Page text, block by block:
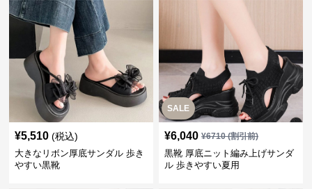
¥5,510 (税込)
大きなリボン厚底サンダル 歩き
やすい黒靴
SALE
¥6,040 ¥6710(割引前)
黒靴 厚底ニット編み上げサンダ
ル 歩きやすい夏用